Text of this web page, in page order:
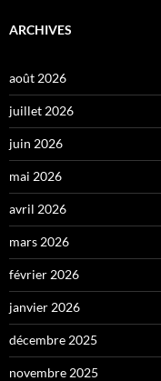
ARCHIVES
août 2026
juillet 2026
juin 2026
mai 2026
avril 2026
mars 2026
février 2026
janvier 2026
décembre 2025
novembre 2025